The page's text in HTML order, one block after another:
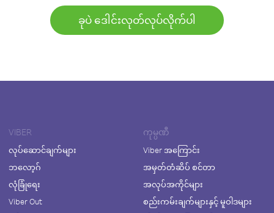
ခုပဲ ဒေါင်းလုတ်လုပ်လိုက်ပါ
VIBER
လုပ်ဆောင်ချက်များ
ဘလော့ဂ်
လုံခြုံရေး
Viber Out
ကုမ္ပဏီ
Viber အကြောင်း
အမှတ်တံဆိပ် စင်တာ
အလုပ်အကိုင်များ
စည်းကမ်းချက်များနှင့် မူဝါဒများ